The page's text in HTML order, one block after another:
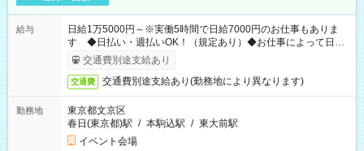
給与
日給1万5000円～※実働5時間で日給7000円のお仕事もありま
す ◆日払い・週払いOK！（規定あり）◆お仕事によって日給
も異なります
交通費別途支給あり
交通費 交通費別途支給あり(勤務地により異なります)
勤務地
東京都文京区
春日(東京都)駅 / 本駒込駅 / 東大前駅
イベント会場